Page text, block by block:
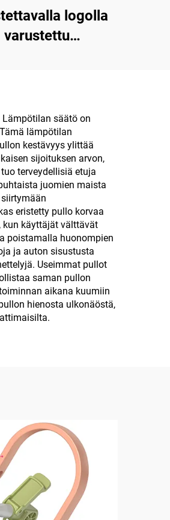
logolla
varustettu
matkapullo,
terästä,
32 unssia, 40
matkatuoppi
lämpimille
juomille
säätö on
lämpötilan
kestävyys ylittää
sijoituksen arvon,
terveydellisiä etuja
juomien maista
eristetty pullo korvaa
kun käyttäjät välttävät
poistamalla huonompien
ja auton sisustusta
Useimmat pullot
saman pullon
aikana kuumiin
hienosta ulkonäöstä,